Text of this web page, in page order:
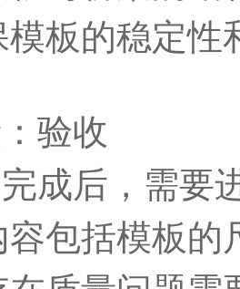
板的稳定性
验收
成后，需要
包括模板的